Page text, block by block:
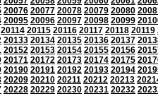
20076 20077 20078 20079 20080
20095 20096 20097 20098 20099
20114 20115 20116 20117 20118 20119
20133 20134 20135 20136 20137
20152 20153 20154 20155 20156
20171 20172 20173 20174 20175
20190 20191 20192 20193 20194
20209 20210 20211 20212 20213
20228 20229 20230 20231 20232